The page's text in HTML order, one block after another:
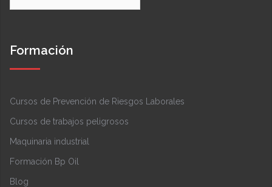
Formación
Cursos de Prevención de Riesgos Laborales
Cursos de trabajos peligrosos
Maquinaria industrial
Formación Bp Oil
Blog